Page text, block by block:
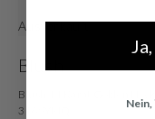
Ausverkauft
Blush
Blush 14 Karat Golden
3169YMQ